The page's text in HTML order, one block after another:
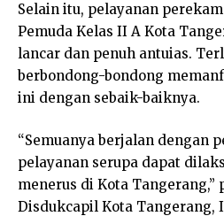
Selain itu, pelayanan
Pemuda Kelas II A Kota
lancar dan penuh antuias.
berbondong-bondong
ini dengan sebaik-baiknya.
“Semuanya berjalan dengan
pelayanan serupa dapat
menerus di Kota Tangerang,”
Disdukcapil Kota Tangerang,